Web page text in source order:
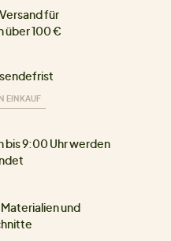
für
über 100 €
EINKAUF
bis 9:00 Uhr werden
und